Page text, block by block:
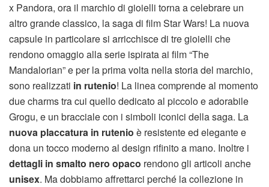
x Pandora, ora il marchio di gioielli torna a celebrare un
altro grande classico, la saga di film Star Wars! La nuova
capsule in particolare si arricchisce di tre gioielli che
rendono omaggio alla serie ispirata ai film “The
Mandalorian” e per la prima volta nella storia del marchio,
sono realizzati in rutenio! La linea comprende al momento
due charms tra cui quello dedicato al piccolo e adorabile
Grogu, e un bracciale con i simboli iconici della saga. La
nuova placcatura in rutenio è resistente ed elegante e
dona un tocco moderno al design rifinito a mano. Inoltre i
dettagli in smalto nero opaco rendono gli articoli anche
unisex. Ma dobbiamo affrettarci perché la collezione in